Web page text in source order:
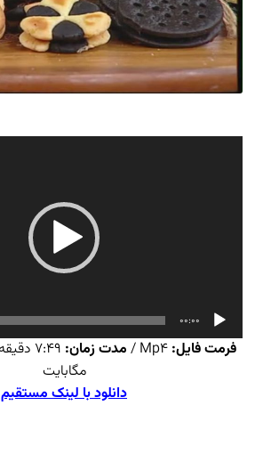
00:00
فرمت فایل: Mp4 / مدت زمان:
مگابایت
دانلود با لینک مستقیم